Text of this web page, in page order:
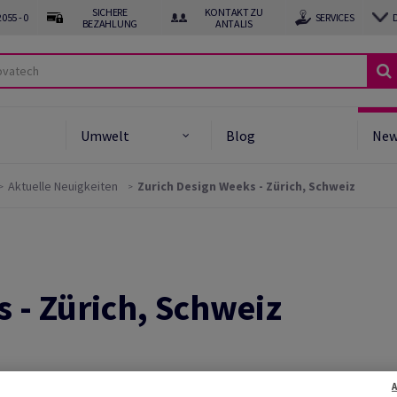
- 0
SICHERE
BEZAHLUNG
KONTAKT ZU
ANTALIS
SERVICES
Umwelt Blog
Aktuelle Neuigkeiten Zurich Design Weeks - Zürich, Schweiz
- Zürich, Schweiz